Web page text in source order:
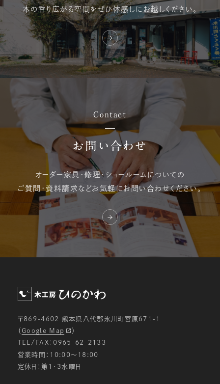
木の香り広がる空間をぜひ体感しにお越しください。
Contact
お問い合わせ
オーダー家具・修理・ ショールームについての
ご質問・資料請求などお気軽にお問い合わせください。
〒869-4602 熊本県八代郡氷川町宮原671-1
（ Google Map
）
TEL/FAX：0965-62-2133
営業時間：10:00〜18:00
定休日：第1・3水曜日